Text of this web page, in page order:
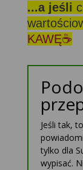
...a jeśli
KAWĘ☕
Jeśli tak,
tylko dla
wypisać.